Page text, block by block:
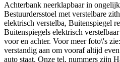
Achterbank neerklapbaar in
Bestuurdersstoel met verstelbare
elektrisch verstelba, Buitenspiegel
Buitenspiegels elektrisch
voor en achter. Voor meer foto\'s
verstandig aan om vooraf altijd
auto staat. Onze tel. nummers zijn